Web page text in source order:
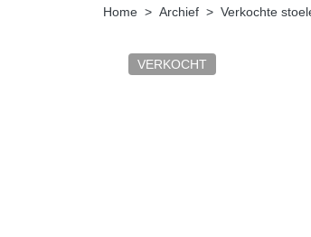
Home Archief Verkochte
VERKOCHT